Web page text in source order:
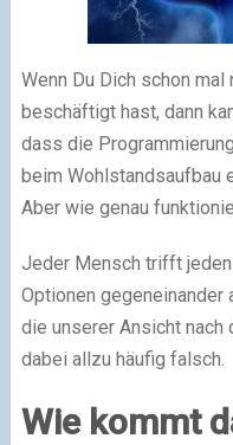
Wenn Du Dich schon
beschäftigt hast, dann
dass die
beim Wohlstandsaufbau
Aber wie genau
Jeder Mensch trifft jeden
Optionen gegeneinander
die unserer Ansicht
dabei allzu häufig falsch.
Wie kommt